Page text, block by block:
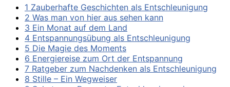
1 Zauberhafte Geschichten als Entschleunigung
2 Was man von hier aus sehen kann
3 Ein Monat auf dem Land
4 Entspannungsübung als Entschleunigung
5 Die Magie des Moments
6 Energiereise zum Ort der Entspannung
7 Ratgeber zum Nachdenken als Entschleunigung
8 Stille – Ein Wegweiser